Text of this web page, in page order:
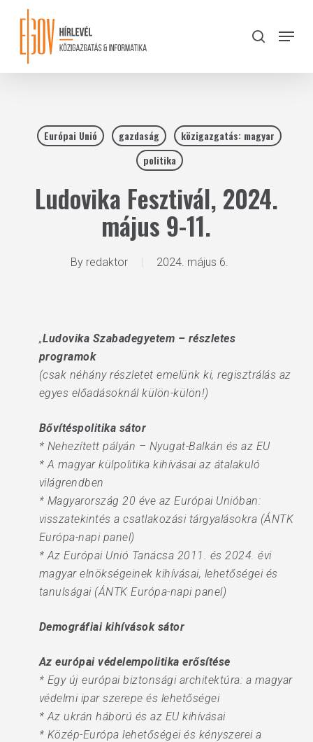
content
search
Menu
Európai Unió gazdaság
közigazgatás: magyar
politika
Ludovika Fesztivál, 2024.
május 9-11.
By redaktor 2024. május 6.
„Ludovika Szabadegyetem – részletes
programok
(csak néhány részletet emelünk ki, regisztrálás az
egyes előadásoknál külön-külön!)
Bővítéspolitika sátor
* Nehezített pályán – Nyugat-Balkán és az EU
* A magyar külpolitika kihívásai az átalakuló
világrendben
* Magyarország 20 éve az Európai Unióban:
visszatekintés a csatlakozási tárgyalásokra (ÁNTK
Európa-napi panel)
* Az Európai Unió Tanácsa 2011. és 2024. évi
magyar elnökségeinek kihívásai, lehetőségei és
tanulságai (ÁNTK Európa-napi panel)
Demográfiai kihívások sátor
Az európai védelempolitika erősítése
* Egy új európai biztonsági architektúra: a magyar
védelmi ipar szerepe és lehetőségei
* Az ukrán háború és az EU kihívásai
* Közép-Európa lehetőségei és kényszerei a
Close